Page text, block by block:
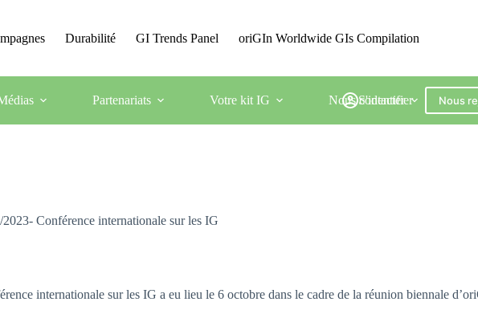
Durabilité GI Trends Panel oriGIn Worldwide GIs Compilation
Partenariats Votre kit IG Nous contacter
S'identifier Nous
2023- Conférence internationale sur les IG
internationale sur les IG a eu lieu le 6 octobre dans le cadre de la réunion biennale